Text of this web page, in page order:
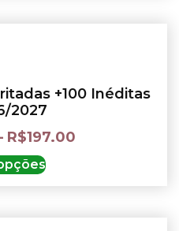
+100 Inéditas
2027
R$197.00